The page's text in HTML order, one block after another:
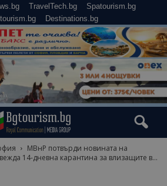
TravelTech.bg
Spatourism.bg
Destinations.bg
МВнР потвърди новината на
14-дневна карантина за влизащите в...